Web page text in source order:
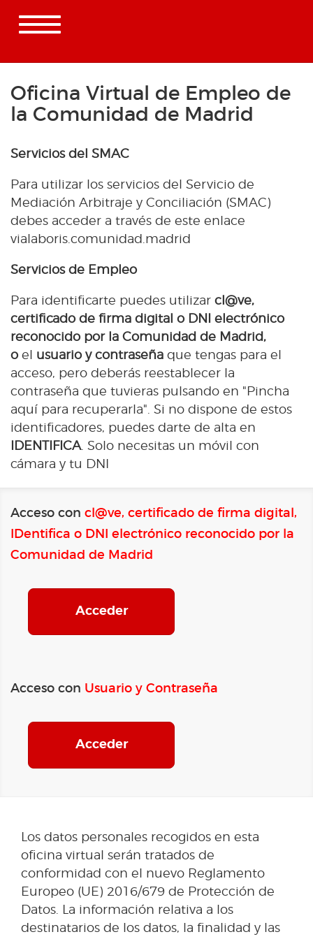
Toggle
navigation
Oficina Virtual de Empleo de
la Comunidad de Madrid
Servicios del SMAC
Para utilizar los servicios del Servicio de
Mediación Arbitraje y Conciliación (SMAC)
debes acceder a través de este enlace
vialaboris.comunidad.madrid
Servicios de Empleo
Para identificarte puedes utilizar cl@ve,
certificado de firma digital o DNI electrónico
reconocido por la Comunidad de Madrid,
o el usuario y contraseña que tengas para el
acceso, pero deberás reestablecer la
contraseña que tuvieras pulsando en "Pincha
aquí para recuperarla". Si no dispone de estos
identificadores, puedes darte de alta en
IDENTIFICA. Solo necesitas un móvil con
cámara y tu DNI
Acceso con cl@ve, certificado de firma digital,
IDentifica o DNI electrónico reconocido por la
Comunidad de Madrid
Acceder
Acceso con Usuario y Contraseña
Acceder
Los datos personales recogidos en esta
oficina virtual serán tratados de
conformidad con el nuevo Reglamento
Europeo (UE) 2016/679 de Protección de
Datos. La información relativa a los
destinatarios de los datos, la finalidad y las